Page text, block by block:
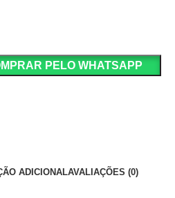
PELO WHATSAPP
ADICIONALAVALIAÇÕES (0)